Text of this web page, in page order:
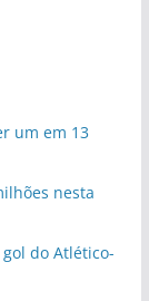
um em 13
nesta
do Atlético-